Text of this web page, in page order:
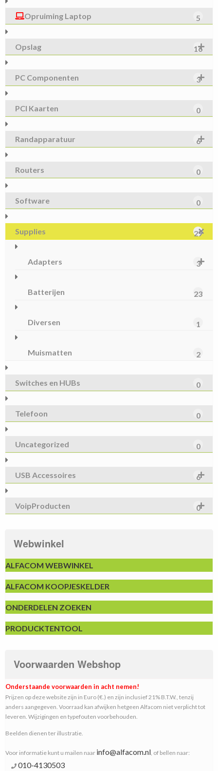
Opruiming Laptop 5
Opslag 16
PC Componenten 3
PCI Kaarten 0
Randapparatuur 6
Routers 0
Software 0
Supplies 29
Adapters 3
Batterijen 23
Diversen 1
Muismatten 2
Switches en HUBs 0
Telefoon 0
Uncategorized 0
USB Accessoires 6
VoipProducten 0
Webwinkel
ALFACOM WEBWINKEL
ALFACOM KOOPJESKELDER
ONDERDELEN ZOEKEN
PRODUCKTENTOOL
Voorwaarden Webshop
Onderstaande voorwaarden in acht nemen!
Prijzen op deze website zijn in Euro (€.) en zijn inclusief 21% B.T.W., tenzij
anders aangegeven. Voorraad kan afwijken hetgeen Alfacom niet verplicht tot
leveren. Wijzigingen en typefouten voorbehouden.
Beelden dienen ter illustratie.
Voor informatie kunt u mailen naar info@alfacom.nl, of bellen naar:
010-4130503